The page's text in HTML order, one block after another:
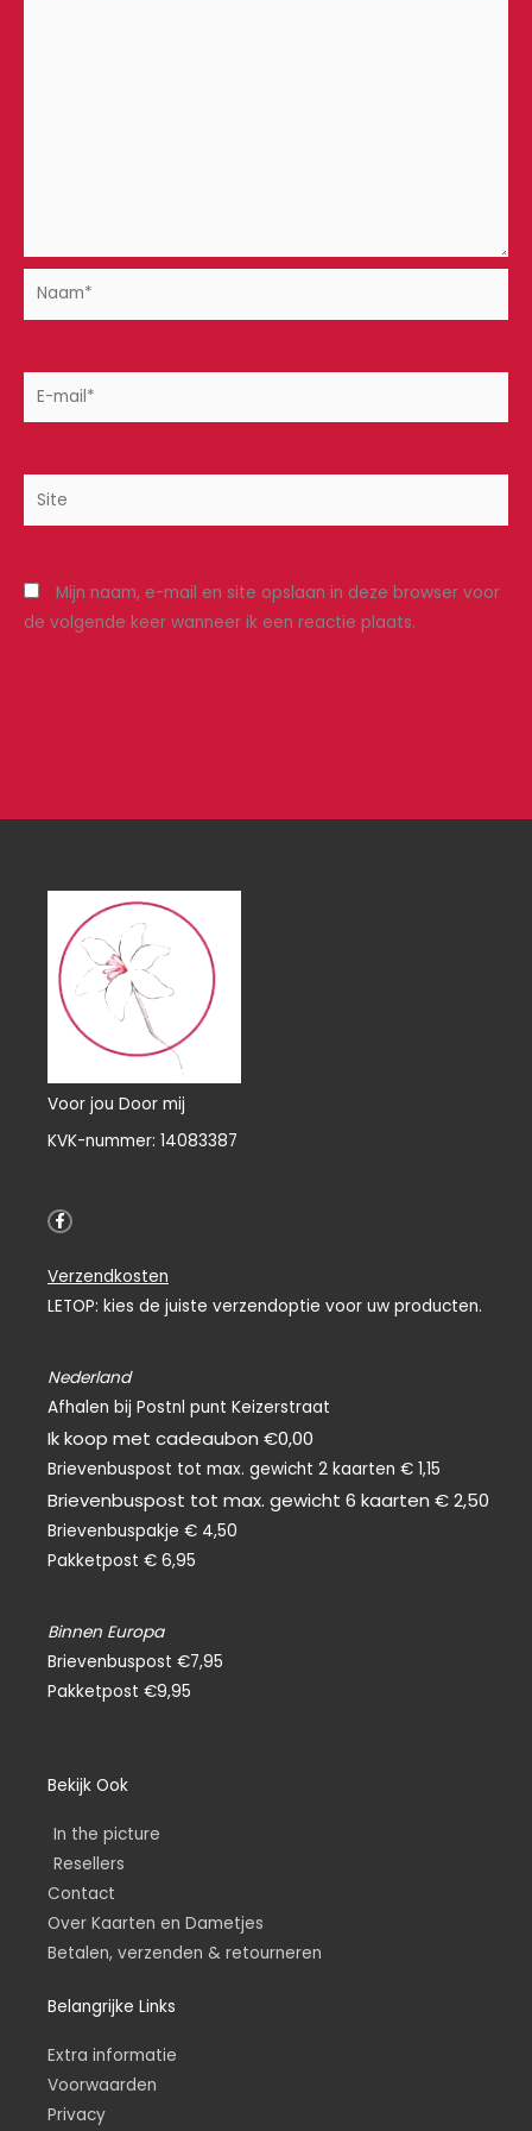
Naam*
E-
Site
Mijn naam, e-mail en site opslaan in deze browser voor
de volgende keer wanneer ik een reactie plaats.
Voor jou Door mij
KVK-nummer: 14083387
F
a
b
o
Verzendkosten
LETOP: kies de juiste verzendoptie voor uw producten.
Nederland
Afhalen bij Postnl punt Keizerstraat
Ik koop met cadeaubon €0,00
Brievenbuspost tot max. gewicht 2 kaarten € 1,15
Brievenbuspost tot max. gewicht 6 kaarten € 2,50
Brievenbuspakje € 4,50
Pakketpost € 6,95
Binnen Europa
Brievenbuspost €7,95
Pakketpost €9,95
Bekijk Ook
In the picture
Resellers
Contact
Over Kaarten en Dametjes
Betalen, verzenden & retourneren
Belangrijke Links
Extra informatie
Voorwaarden
Privacy